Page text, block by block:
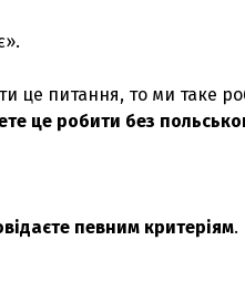
це питання, то ми таке
це робити без
певним критеріям.